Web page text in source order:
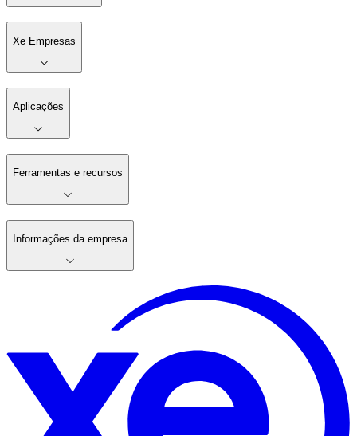
Xe Empresas
Aplicações
Ferramentas e recursos
Informações da empresa